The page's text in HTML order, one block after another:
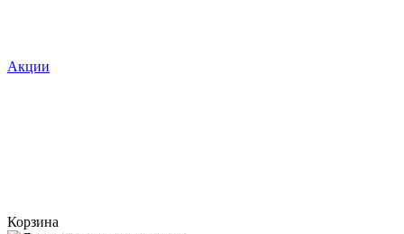
Акции
Корзина